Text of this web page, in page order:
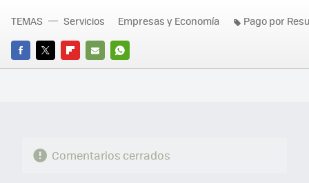
FACEBOOK
TWITTERFLIPBOARD
E-
WHATSAPP
TEMAS Servicios Empresas y Economía Pago por
Comentarios cerrados